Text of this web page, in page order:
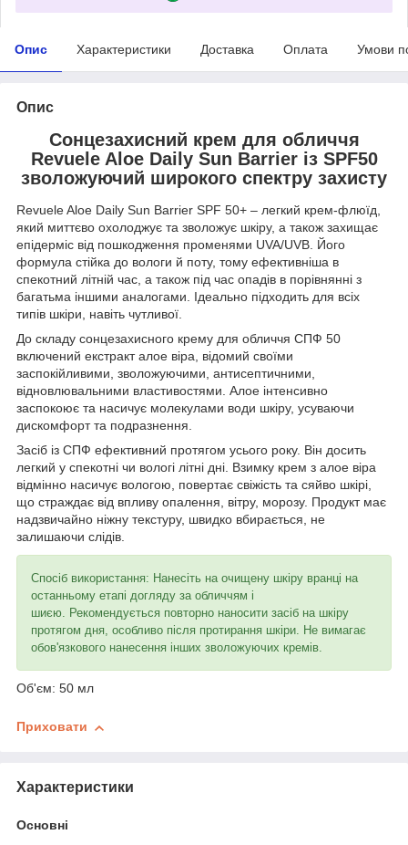
Опис Характеристики Доставка Оплата Умови
Опис
Сонцезахисний крем для обличчя
Revuele Aloe Daily Sun Barrier із SPF50
зволожуючий широкого спектру захисту
Revuele Aloe Daily Sun Barrier SPF 50+ – легкий крем-флюїд,
який миттєво охолоджує та зволожує шкіру, а також захищає
епідерміс від пошкодження променями UVA/UVB. Його
формула стійка до вологи й поту, тому ефективніша в
спекотний літній час, а також під час опадів в порівнянні з
багатьма іншими аналогами. Ідеально підходить для всіх
типів шкіри, навіть чутливої.
До складу сонцезахисного крему для обличчя СПФ 50
включений екстракт алое віра, відомий своїми
заспокійливими, зволожуючими, антисептичними,
відновлювальними властивостями. Алое інтенсивно
заспокоює та насичує молекулами води шкіру, усуваючи
дискомфорт та подразнення.
Засіб із СПФ ефективний протягом усього року. Він досить
легкий у спекотні чи вологі літні дні. Взимку крем з алое віра
відмінно насичує вологою, повертає свіжість та сяйво шкірі,
що страждає від впливу опалення, вітру, морозу. Продукт має
надзвичайно ніжну текстуру, швидко вбирається, не
залишаючи слідів.
Спосіб використання: Нанесіть на очищену шкіру вранці на
останньому етапі догляду за обличчям і
шиєю. Рекомендується повторно наносити засіб на шкіру
протягом дня, особливо після протирання шкіри. Не вимагає
обов'язкового нанесення інших зволожуючих кремів.
Об'єм: 50 мл
Приховати
Характеристики
Основні